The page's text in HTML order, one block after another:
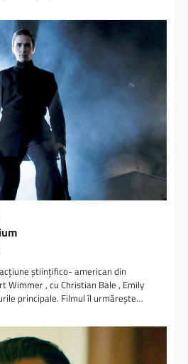
științifico- american din
Wimmer , cu Christian Bale , Emily
principale. Filmul îl urmărește…